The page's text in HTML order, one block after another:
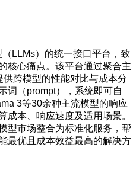
LLMs）的统一接口平台，致
核心痛点。该平台通过聚合主
跨模型的性能对比与成本分
词（prompt），系统即可自
3等30余种主流模型的响应
成本、响应速度及适用场景。
型市场整合为标准化服务，帮
最优且成本效益最高的解决方